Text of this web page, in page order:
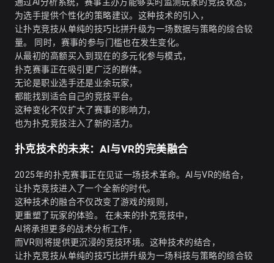
为选手提供个性化的策略建议。这种技术的引入，
让扑克竞技从单纯的技巧比拼升级为一场数据与策略的综合较
量。 同时，赛事的参与门槛也在发生变化。
从最初的高额买入到现在的多元化参与模式，
扑克赛事正在吸引更广泛的群体。
无论是职业选手还是业余玩家，
都能找到适合自己的竞技平台。
这种变化不仅扩大了赛事的影响力，
也为扑克竞技注入了新的活力。
扑克技术的未来：AI与VR的完美融合
2025年的扑克赛事正在见证一场技术革命。AI与VR的结合，
让扑克竞技进入了一个全新的时代。
这种技术的融合不仅改变了游戏的规则，
更重塑了玩家的体验。 在未来的扑克竞技中，
AI将承担更多的战术分析工作，
而VR则将提供更沉浸的竞技环境。这种技术的结合，
让扑克竞技从单纯的技巧比拼升级为一场科技与策略的综合较